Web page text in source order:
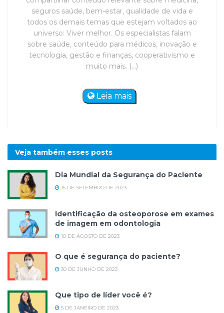
seguros saúde, bem-estar, qualidade de vida e
todos os demais temas que estejam voltados ao
universo: Viver melhor. Os especialistas falam
sobre saúde, conteúdo para médicos, inovação e
tecnologia, gestão e finanças, cooperativismo e
muito mais. (...)
Leia mais
Veja também esses posts
Dia Mundial da Segurança do Paciente
15 DE SETEMBRO DE 2023
Identificação da osteoporose em exames
de imagem em odontologia
10 DE AGOSTO DE 2023
O que é segurança do paciente?
30 DE JUNHO DE 2023
Que tipo de líder você é?
5 DE JANEIRO DE 2023